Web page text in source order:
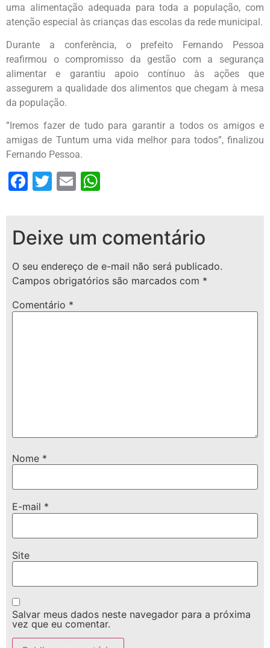
uma alimentação adequada para toda a população, com
atenção especial às crianças das escolas da rede municipal.
Durante a conferência, o prefeito Fernando Pessoa
reafirmou o compromisso da gestão com a segurança
alimentar e garantiu apoio contínuo às ações que
assegurem a qualidade dos alimentos que chegam à mesa
da população.
”Iremos fazer de tudo para garantir a todos os amigos e
amigas de Tuntum uma vida melhor para todos”, finalizou
Fernando Pessoa.
Facebook
Twitter
Email
Deixe um comentário
O seu endereço de e-mail não será publicado.
Campos obrigatórios são marcados com *
Comentário *
Nome *
E-mail *
Site
Salvar meus dados neste navegador para a próxima
vez que eu comentar.